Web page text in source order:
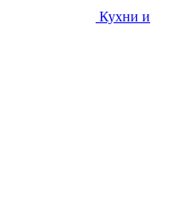
Кухни и